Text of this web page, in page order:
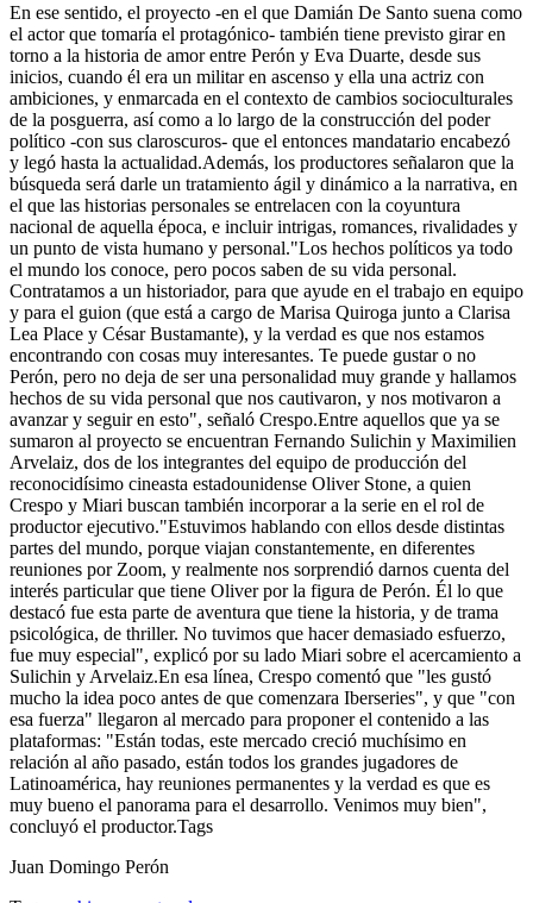
En ese sentido, el proyecto -en el que Damián De Santo suena como
el actor que tomaría el protagónico- también tiene previsto girar en
torno a la historia de amor entre Perón y Eva Duarte, desde sus
inicios, cuando él era un militar en ascenso y ella una actriz con
ambiciones, y enmarcada en el contexto de cambios socioculturales
de la posguerra, así como a lo largo de la construcción del poder
político -con sus claroscuros- que el entonces mandatario encabezó
y legó hasta la actualidad.Además, los productores señalaron que la
búsqueda será darle un tratamiento ágil y dinámico a la narrativa, en
el que las historias personales se entrelacen con la coyuntura
nacional de aquella época, e incluir intrigas, romances, rivalidades y
un punto de vista humano y personal."Los hechos políticos ya todo
el mundo los conoce, pero pocos saben de su vida personal.
Contratamos a un historiador, para que ayude en el trabajo en equipo
y para el guion (que está a cargo de Marisa Quiroga junto a Clarisa
Lea Place y César Bustamante), y la verdad es que nos estamos
encontrando con cosas muy interesantes. Te puede gustar o no
Perón, pero no deja de ser una personalidad muy grande y hallamos
hechos de su vida personal que nos cautivaron, y nos motivaron a
avanzar y seguir en esto", señaló Crespo.Entre aquellos que ya se
sumaron al proyecto se encuentran Fernando Sulichin y Maximilien
Arvelaiz, dos de los integrantes del equipo de producción del
reconocidísimo cineasta estadounidense Oliver Stone, a quien
Crespo y Miari buscan también incorporar a la serie en el rol de
productor ejecutivo."Estuvimos hablando con ellos desde distintas
partes del mundo, porque viajan constantemente, en diferentes
reuniones por Zoom, y realmente nos sorprendió darnos cuenta del
interés particular que tiene Oliver por la figura de Perón. Él lo que
destacó fue esta parte de aventura que tiene la historia, y de trama
psicológica, de thriller. No tuvimos que hacer demasiado esfuerzo,
fue muy especial", explicó por su lado Miari sobre el acercamiento a
Sulichin y Arvelaiz.En esa línea, Crespo comentó que "les gustó
mucho la idea poco antes de que comenzara Iberseries", y que "con
esa fuerza" llegaron al mercado para proponer el contenido a las
plataformas: "Están todas, este mercado creció muchísimo en
relación al año pasado, están todos los grandes jugadores de
Latinoamérica, hay reuniones permanentes y la verdad es que es
muy bueno el panorama para el desarrollo. Venimos muy bien",
concluyó el productor.Tags
Juan Domingo Perón